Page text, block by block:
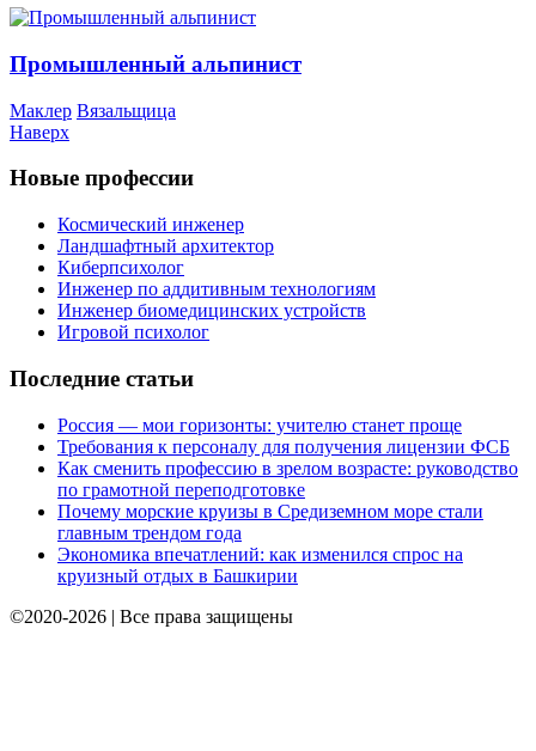
Промышленный альпинист
Маклер Вязальщица
Наверх
Новые профессии
Космический инженер
Ландшафтный архитектор
Киберпсихолог
Инженер по аддитивным технологиям
Инженер биомедицинских устройств
Игровой психолог
Последние статьи
Россия — мои горизонты: учителю станет проще
Требования к персоналу для получения лицензии ФСБ
Как сменить профессию в зрелом возрасте: руководство
по грамотной переподготовке
Почему морские круизы в Средиземном море стали
главным трендом года
Экономика впечатлений: как изменился спрос на
круизный отдых в Башкирии
©2020-2026 | Все права защищены